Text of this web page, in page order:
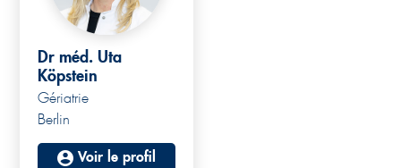
Dr méd. Uta
Köpstein
Gériatrie
Berlin
Voir le profil